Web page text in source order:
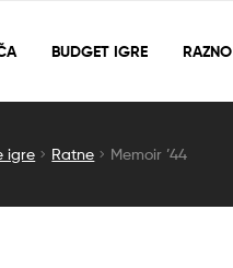
BUDGET IGRE RAZNO
igre Ratne Memoir ’44